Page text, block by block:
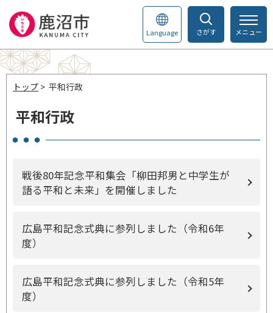
さがす
Language メニュー
トップ > 平和行政
平和行政
戦後80年記念平和集会「柳田邦男と中学生が
語る平和と未来」を開催しました
広島平和記念式典に参列しました（令和6年
度）
広島平和記念式典に参列しました（令和5年
度）